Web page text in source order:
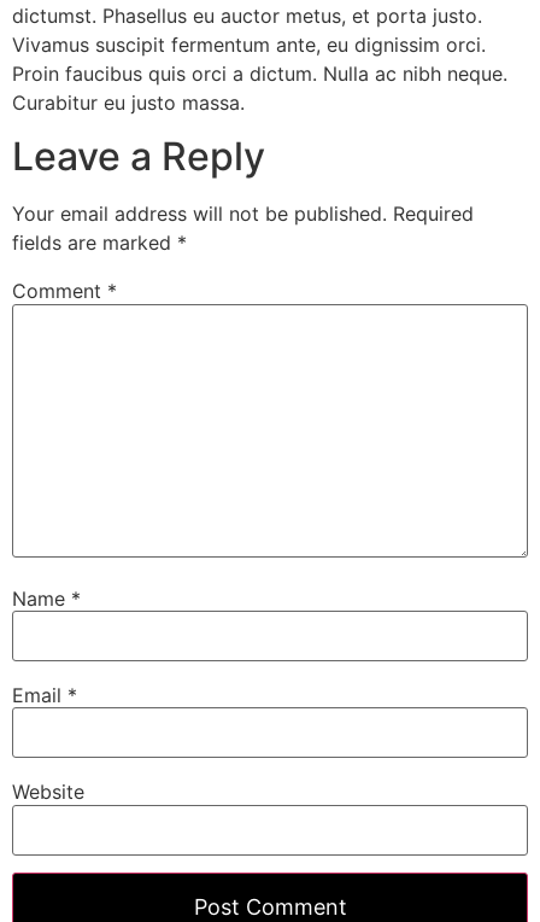
dictumst. Phasellus eu auctor metus, et porta justo.
Vivamus suscipit fermentum ante, eu dignissim orci.
Proin faucibus quis orci a dictum. Nulla ac nibh neque.
Curabitur eu justo massa.
Leave a Reply
Your email address will not be published. Required
fields are marked *
Comment *
Name *
Email *
Website